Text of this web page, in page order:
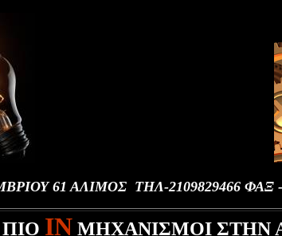
61 ΑΛΙΜΟΣ ΤΗΛ-2109829466 ΦΑΞ -
ΠΙΟ IN ΜΗΧΑΝΙΣΜΟΙ ΣΤΗΝ